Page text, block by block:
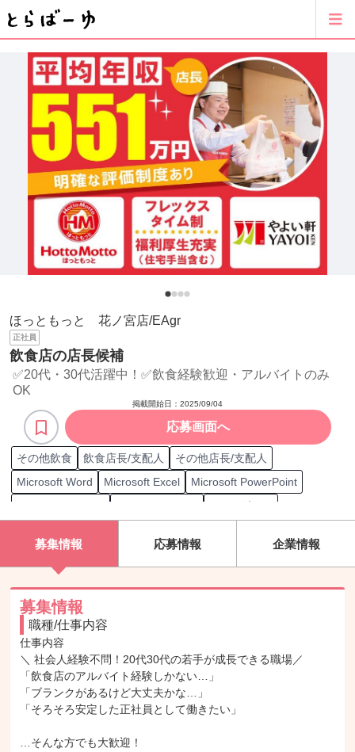
ほっともっと 花ノ宮店/EAgr
正社員
飲食店の店長候補
✅20代・30代活躍中！✅飲食経験歓迎・アルバイトのみ
OK
掲載開始日： 2025/09/04
応募画面へ
その他飲食 飲食店長/支配人
その他店長/支配人
Microsoft Word
Microsoft Excel
Microsoft PowerPoint
Excel グラフ
Excel VLOOKUP関数
Excel COUNT関数
Excel IF関数
Excel SUMIF関数
Google Meet
栄養士
MOS Word一般
日商簿記 2級
普通自動車第一種運転免許（AT限定）
普通自動車第一種運転免許（MT限定）
中型自動車第一種運転免許（8t限定）
原動機付自転車免許
中型自動車第一種運転免許
募集情報 応募情報 企業情報
募集情報
職種/仕事内容
仕事内容
＼ 社会人経験不問！20代30代の若手が成長できる職場／
「飲食店のアルバイト経験しかない…」
「ブランクがあるけど大丈夫かな…」
「そろそろ安定した正社員として働きたい」
…そんな方でも大歓迎！